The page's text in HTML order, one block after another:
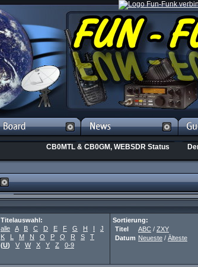
CB0MTL & CB0GM, WEBSDR Status
Titelauswahl:
alle
A B C D E F G H I
J
K
L M N O P Q R S
T
(U) V W X Y Z 0-9
Sortierung:
Titel
ABC / ZXY
Datum Neueste / Älteste